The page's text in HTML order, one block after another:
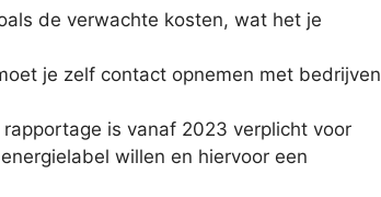
de verwachte kosten, wat het je
je zelf contact opnemen met bedrijven
is vanaf 2023 verplicht voor
willen en hiervoor een